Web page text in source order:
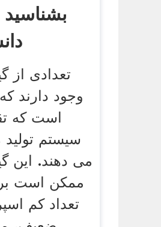
تعدادی از
وجود دارند
است که
سیستم
می دهند. این
ممکن است
تعداد کم